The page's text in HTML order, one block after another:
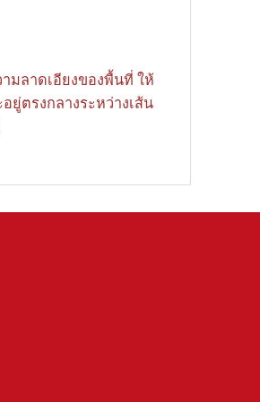
มลาดเอียงของพื้นที่ ให้
ตรงกลางระหว่างเส้น